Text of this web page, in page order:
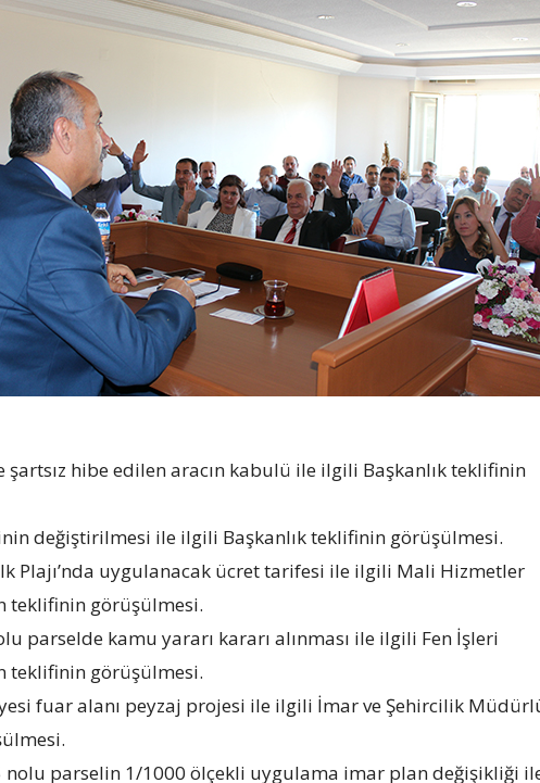
şartsız hibe edilen aracın kabulü ile ilgili Başkanlık teklifinin
değiştirilmesi ile ilgili Başkanlık teklifinin görüşülmesi.
Plajı’nda uygulanacak ücret tarifesi ile ilgili Mali Hizmetler
teklifinin görüşülmesi.
parselde kamu yararı kararı alınması ile ilgili Fen İşleri
teklifinin görüşülmesi.
fuar alanı peyzaj projesi ile ilgili İmar ve Şehircilik
nolu parselin 1/1000 ölçekli uygulama imar plan değişikliği